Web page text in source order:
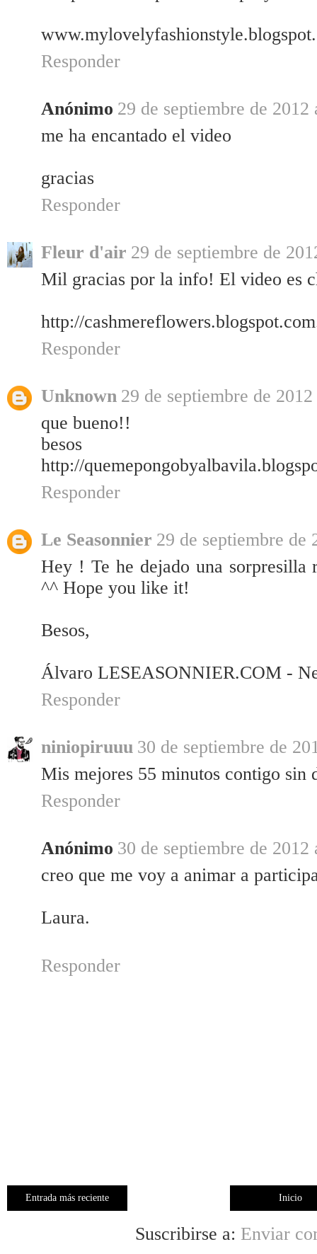
Responder
Anónimo 29 de septiembre de 2012
me ha encantado el video
gracias
Responder
Fleur d'air 29 de septiembre de
Mil gracias por la info! El video es
http://
Responder
Unknown 29 de septiembre de
que bueno!!
besos
http://
Responder
Le Seasonnier 29 de septiembre de
Hey ! Te he dejado una
^^ Hope you like it!
Besos,
Álvaro LESEASONNIER.COM -
Responder
niniopiruuu 30 de septiembre de
Mis mejores 55 minutos contigo sin
Responder
Anónimo 30 de septiembre de 2012
creo que me voy a animar a
Laura.
Responder
Entrada más reciente Inicio
Suscribirse a: Enviar